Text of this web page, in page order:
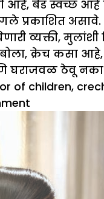
आहे, बेड स्वच्छ
प्रकाशित असावे.
व्यक्ती,
क्रेच कसा
ठेवू नका
of children,
मुलाला
कधी
पाठवायचे